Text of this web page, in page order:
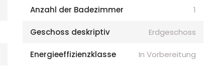
Anzahl der Badezimmer 1
Geschoss deskriptiv Erdgeschoss
Energieeffizienzklasse In Vorbereitung